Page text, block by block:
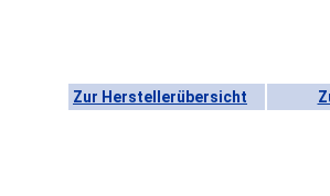
Zur Herstellerübersicht